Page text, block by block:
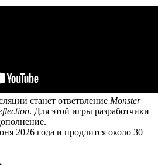
станет ответвление Monster
. Для этой игры разработчики
2026 года и продлится около 30